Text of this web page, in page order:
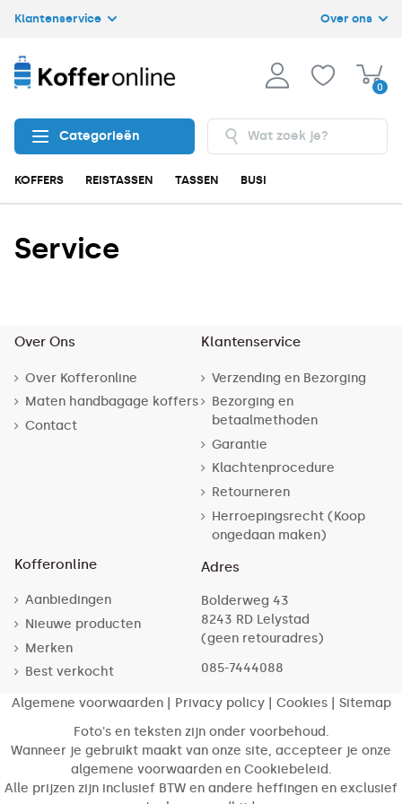
Klantenservice Over ons
0
Categorieën
KOFFERS REISTASSEN TASSEN BUSINESS
Service
Over Ons
Over Kofferonline
Maten handbagage koffers
Contact
Klantenservice
Verzending en Bezorging
Bezorging en
betaalmethoden
Garantie
Klachtenprocedure
Retourneren
Herroepingsrecht (Koop
ongedaan maken)
Kofferonline
Aanbiedingen
Nieuwe producten
Merken
Best verkocht
Adres
Bolderweg 43
8243 RD Lelystad
(geen retouradres)
085-7444088
Algemene voorwaarden| Privacy policy| Cookies| Sitemap
Foto's en teksten zijn onder voorbehoud.
Wanneer je gebruikt maakt van onze site, accepteer je onze
algemene voorwaarden en Cookiebeleid.
Alle prijzen zijn inclusief BTW en andere heffingen en exclusief